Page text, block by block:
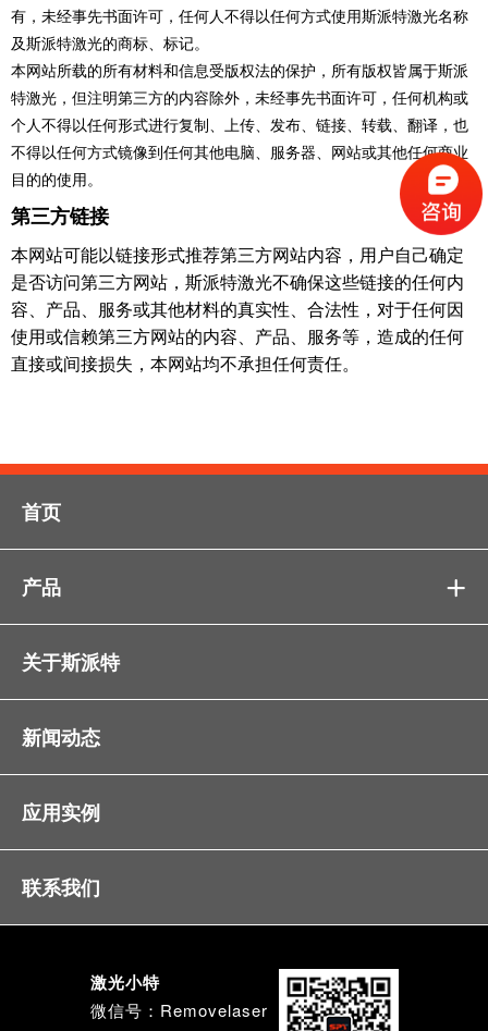
有，未经事先书面许可，任何人不得以任何方式使用斯派特激光名称
及斯派特激光的商标、标记。
本网站所载的所有材料和信息受版权法的保护，所有版权皆属于斯派
特激光，但注明第三方的内容除外，未经事先书面许可，任何机构或
个人不得以任何形式进行复制、上传、发布、链接、转载、翻译，也
不得以任何方式镜像到任何其他电脑、服务器、网站或其他任何商业
目的的使用。
第三方链接
本网站可能以链接形式推荐第三方网站内容，用户自己确定
是否访问第三方网站，斯派特激光不确保这些链接的任何内
容、产品、服务或其他材料的真实性、合法性，对于任何因
使用或信赖第三方网站的内容、产品、服务等，造成的任何
直接或间接损失，本网站均不承担任何责任。
首页
产品 
关于斯派特
新闻动态
应用实例
联系我们
激光小特
微信号：Removelaser